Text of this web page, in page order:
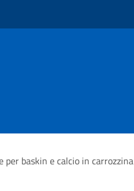
baskin e calcio in carrozzina